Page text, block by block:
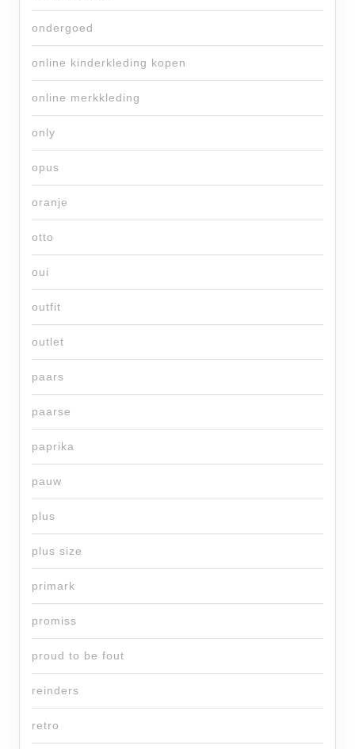
ondergoed
online kinderkleding kopen
online merkkleding
only
opus
oranje
otto
oui
outfit
outlet
paars
paarse
paprika
pauw
plus
plus size
primark
promiss
proud to be fout
reinders
retro